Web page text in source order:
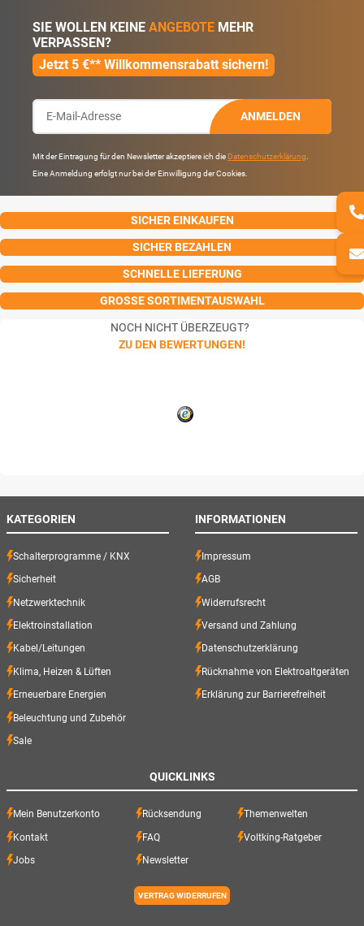
SIE WOLLEN KEINE ANGEBOTE MEHR
VERPASSEN?
Jetzt 5 €** Willkommensrabatt sichern!
ANMELDEN
Mit der Eintragung für den Newsletter akzeptiere ich die Datenschutzerklärung
Eine Anmeldung erfolgt nur bei der Einwilligung der Cookies.
SICHER EINKAUFEN
SICHER BEZAHLEN
SCHNELLE LIEFERUNG
GROSSE SORTIMENTAUSWAHL
NOCH NICHT ÜBERZEUGT?
ZU DEN BEWERTUNGEN!
KATEGORIEN
Schalterprogramme / KNX
Sicherheit
Netzwerktechnik
Elektroinstallation
Kabel/Leitungen
Klima, Heizen & Lüften
Erneuerbare Energien
Beleuchtung und Zubehör
Sale
INFORMATIONEN
Impressum
AGB
Widerrufsrecht
Versand und Zahlung
Datenschutzerklärung
Rücknahme von Elektroaltgeräten
Erklärung zur Barrierefreiheit
QUICKLINKS
Mein Benutzerkonto Rücksendung Themenwelten
Kontakt FAQ Voltking-Ratgeber
Jobs Newsletter
VERTRAG WIDERRUFEN